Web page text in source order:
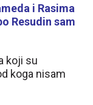
i Rasima
Resudin sam
koji su
koga nisam